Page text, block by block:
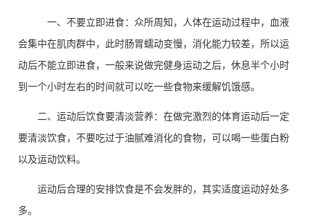
一、不要立即进食： 众所周知，人体在运动过程中，血液
会集中在肌肉群中，此时肠胃蠕动变慢，消化能力较差，所以运
动后不能立即进食，一般来说做完健身运动之后，休息半个小时
到一个小时左右的时间就可以吃一些食物来缓解饥饿感。
二、运动后饮食要清淡营养： 在做完激烈的体育运动后一定
要清淡饮食，不要吃过于油腻难消化的食物，可以喝一些蛋白粉
以及运动饮料。
运动后合理的安排饮食是不会发胖的，其实适度运动好处多
多。